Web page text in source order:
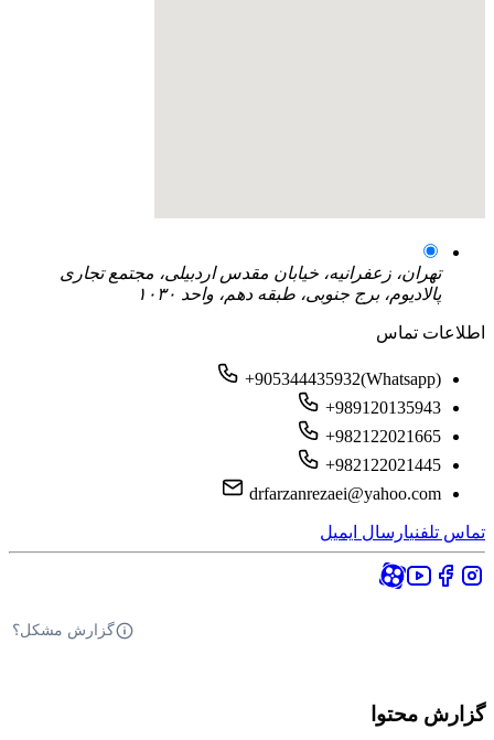
تهران، زعفرانیه، خیابان مقدس اردبیلی، مجتمع تجاری
پالادیوم، برج جنوبی، طبقه دهم، واحد ۱۰۳۰
اطلاعات تماس
+905344435932(Whatsapp)
+989120135943
+982122021665
+982122021445
drfarzanrezaei@yahoo.com
تماس تلفنیارسال ایمیل
گزارش مشکل؟
گزارش محتوا